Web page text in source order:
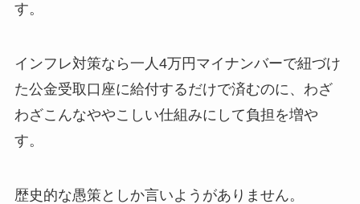
す。
インフレ対策なら一人4万円マイナンバーで紐づけ
た公金受取口座に給付するだけで済むのに、わざ
わざこんなややこしい仕組みにして負担を増や
す。
歴史的な愚策としか言いようがありません。